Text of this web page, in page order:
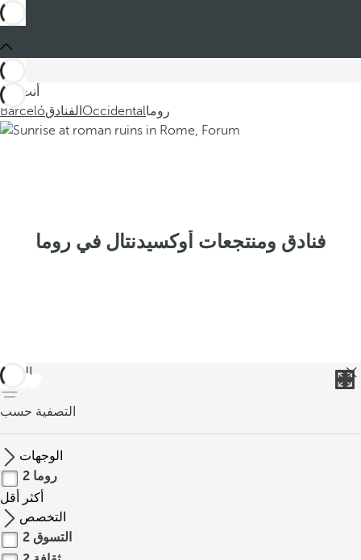
أنت في
Barcelóالفنادق Occidentalروما
فنادق ومنتجعات أوكسيدنتال في روما
العودة
التصفية حسب
الوجهات
روما 2
أكثر
أقل
التخصص
التسوق 2